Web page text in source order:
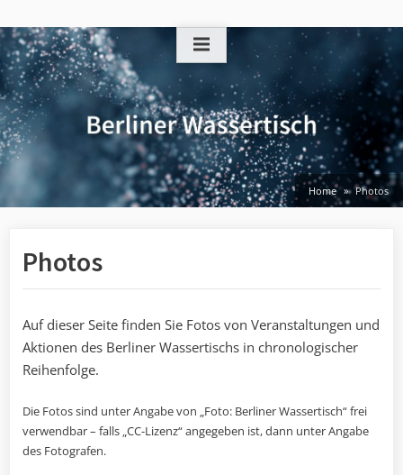
to
content
Home Photos
Photos
Auf dieser Seite finden Sie Fotos von Veranstaltungen und
Aktionen des Berliner Wassertischs in chronologischer
Reihenfolge.
Die Fotos sind unter Angabe von „Foto: Berliner Wassertisch“ frei
verwendbar – falls „CC-Lizenz“ angegeben ist, dann unter Angabe
des Fotografen.